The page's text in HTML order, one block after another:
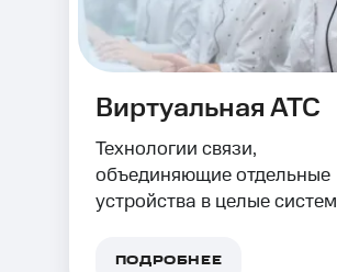
Виртуальная АТС
Технологии связи,
объединяющие отдельные
устройства в целые
ПОДРОБНЕЕ